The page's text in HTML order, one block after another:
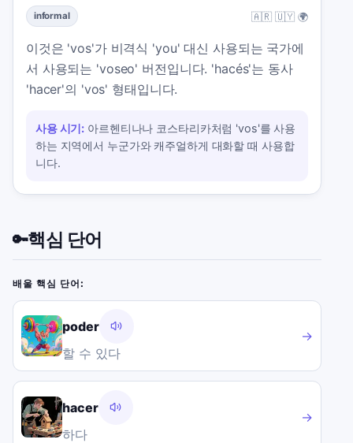
informal 🇦🇷 🇺🇾 🌍
이것은 'vos'가 비격식 'you' 대신 사용되는 국가에
서 사용되는 'voseo' 버전입니다. 'hacés'는 동사
'hacer'의 'vos' 형태입니다.
사용 시기: 아르헨티나나 코스타리카처럼 'vos'를 사용
하는 지역에서 누군가와 캐주얼하게 대화할 때 사용합
니다.
🔑핵심 단어
배울 핵심 단어:
poder
할 수 있다
→
hacer
하다
→